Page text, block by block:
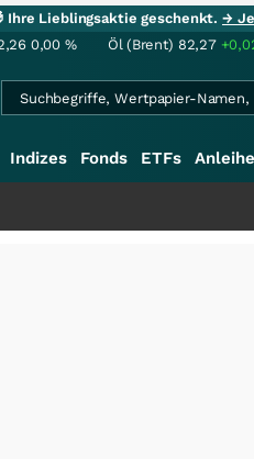
Ihre Lieblingsaktie geschenkt.→
0,00 % Öl (Brent) 82,27
Indizes Fonds ETFs